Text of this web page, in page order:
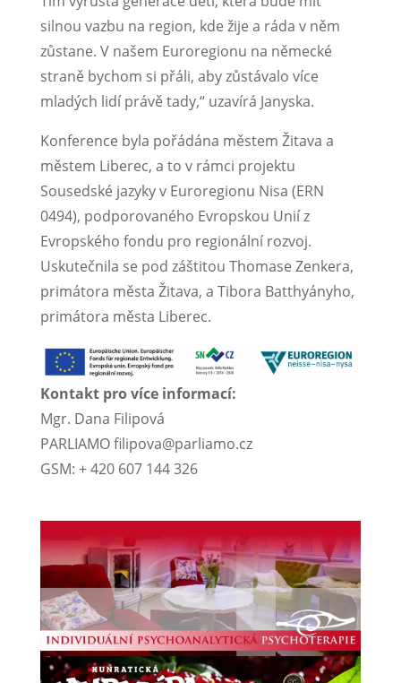
silnou vazbu na region, kde žije a ráda v něm
zůstane. V našem Euroregionu na německé
straně bychom si přáli, aby zůstávalo více
mladých lidí právě tady,“ uzavírá Janyska.
Konference byla pořádána městem Žitava a
městem Liberec, a to v rámci projektu
Sousedské jazyky v Euroregionu Nisa (ERN
0494), podporovaného Evropskou Unií z
Evropského fondu pro regionální rozvoj.
Uskutečnila se pod záštitou Thomase Zenkera,
primátora města Žitava, a Tibora Batthyányho,
primátora města Liberec.
Kontakt pro více informací:
Mgr. Dana Filipová
PARLIAMO filipova@parliamo.cz
GSM: + 420 607 144 326